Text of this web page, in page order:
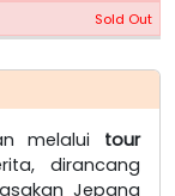
Sold Out
melalui tour
dirancang
Jepang